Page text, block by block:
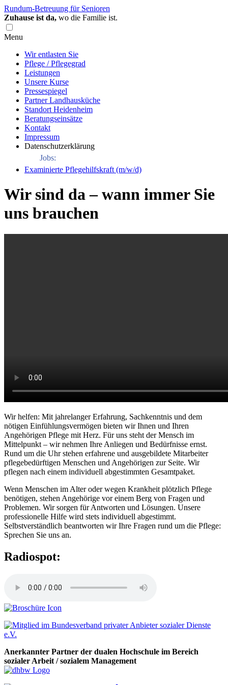
Rundum-Betreuung für Senioren
Zuhause ist da, wo die Familie ist.
Menu
Wir entlasten Sie
Pflege / Pflegegrad
Leistungen
Unsere Kurse
Pressespiegel
Partner Landhausküche
Standort Heidenheim
Beratungseinsätze
Kontakt
Impressum
Datenschutzerklärung
Jobs:
Examinierte Pflegehilfskraft (m/w/d)
Wir sind da – wann immer Sie
uns brauchen
Wir helfen: Mit jahrelanger Erfahrung, Sachkenntnis und dem
nötigen Einfühlungsvermögen bieten wir Ihnen und Ihren
Angehörigen Pflege mit Herz. Für uns steht der Mensch im
Mittelpunkt – wir nehmen Ihre Anliegen und Bedürfnisse ernst.
Rund um die Uhr stehen erfahrene und ausgebildete Mitarbeiter
pflegebedürftigen Menschen und Angehörigen zur Seite. Wir
pflegen nach einem individuell abgestimmten Gesamtpaket.
Wenn Menschen im Alter oder wegen Krankheit plötzlich Pflege
benötigen, stehen Angehörige vor einem Berg von Fragen und
Problemen. Wir sorgen für Antworten und Lösungen. Unsere
professionelle Hilfe wird stets individuell abgestimmt.
Selbstverständlich beantworten wir Ihre Fragen rund um die Pflege:
Sprechen Sie uns an.
Radiospot:
Anerkannter Partner der dualen Hochschule im Bereich
sozialer Arbeit / sozialem Management